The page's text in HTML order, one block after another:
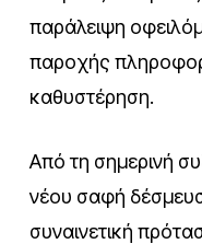
παράλειψη
παροχής
καθυστέρηση.
Από τη σημερινή
νέου σαφή
συναινετική